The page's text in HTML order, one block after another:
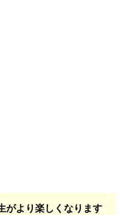
より楽しくなります